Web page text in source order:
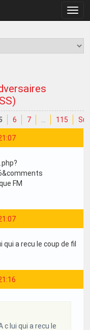
la
6 7 115
FM
qui a recu le coup de fil
c lui qui a recu le